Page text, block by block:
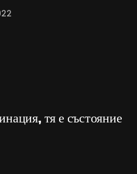
тя е състояние